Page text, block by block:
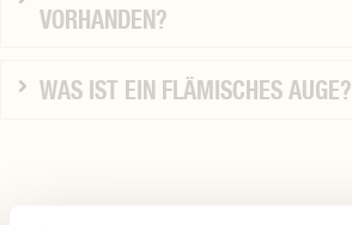
RHANDEN?
WAS IST EIN FLÄMISCHES AUGE?